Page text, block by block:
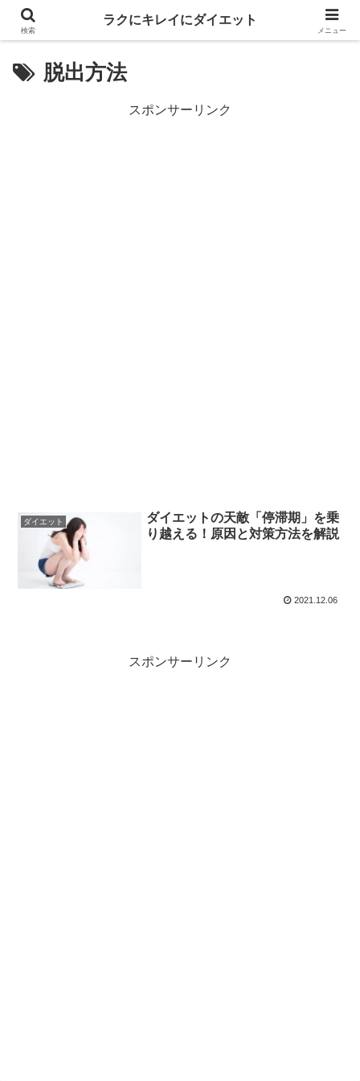
脱出方法
スポンサーリンク
ダイエット
ダイエットの天敵「停滞期」を乗
り越える！原因と対策方法を解説
2021.12.06
スポンサーリンク
検索
ラクにキレイにダイエット
メニュー